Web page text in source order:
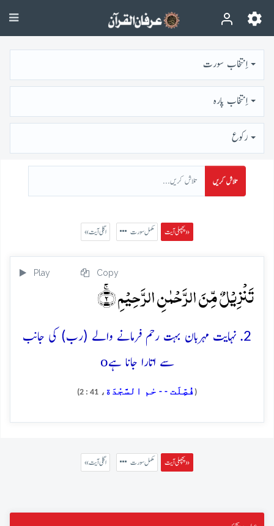
اِنتخاب سورت
اِنتخاب پارہ
رُكوع
تلاش کریں
پچھلی آیت » مکمل سورت « اگلی آیت
Play Copy
تَنۡزِیۡلٌ مِّنَ الرَّحۡمٰنِ الرَّحِیۡمِ ۚ﴿۲﴾
2. نہایت مہربان بہت رحم فرمانے والے (رب) کی جانب
سے اتارا جانا ہےo
( فُصِّلَت - - حٰم السَّجْدَة ، 41 : 2)
پچھلی آیت » مکمل سورت « اگلی آیت